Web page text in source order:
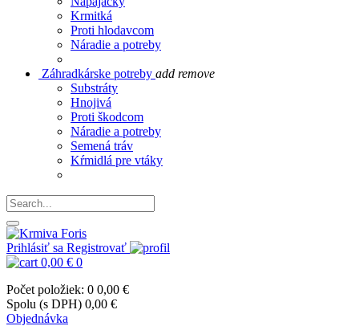
Krmitká
Proti hlodavcom
Náradie a potreby
Záhradkárske potreby add remove
Substráty
Hnojivá
Proti škodcom
Náradie a potreby
Semená tráv
Kŕmidlá pre vtáky
Prihlásiť sa Registrovať
0,00 € 0
Počet položiek: 0 0,00 €
Spolu (s DPH) 0,00 €
Objednávka